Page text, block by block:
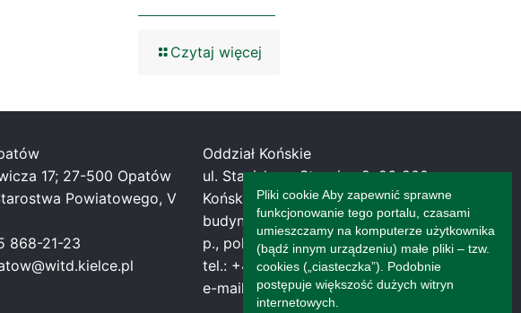
Czytaj więcej
17; 27-500 Opatów
Powiatowego, V
868-21-23
Oddział Końskie
ul. Stanisława Staszica 2; 26-200
Końskie
budynek Starostwa Powiatowego, III
p., pokój 307
tel.: +48 453-033-496
e-mail: konskie@witd.kielce.pl
Pliki cookie Aby zapewnić sprawne
funkcjonowanie tego portalu, czasami
umieszczamy na komputerze użytkownika
(bądź innym urządzeniu) małe pliki – tzw.
cookies („ciasteczka”). Podobnie
postępuje większość dużych witryn
internetowych.